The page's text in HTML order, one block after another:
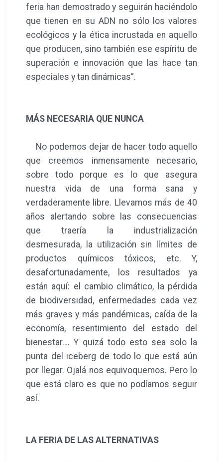
feria han demostrado y seguirán haciéndolo
que tienen en su ADN no sólo los valores
ecológicos y la ética incrustada en aquello
que producen, sino también ese espíritu de
superación e innovación que las hace tan
especiales y tan dinámicas”.
MÁS NECESARIA QUE NUNCA
No podemos dejar de hacer todo aquello
que creemos inmensamente necesario,
sobre todo porque es lo que asegura
nuestra vida de una forma sana y
verdaderamente libre. Llevamos más de 40
años alertando sobre las consecuencias
que traería la industrialización
desmesurada, la utilización sin límites de
productos químicos tóxicos, etc. Y,
desafortunadamente, los resultados ya
están aquí: el cambio climático, la pérdida
de biodiversidad, enfermedades cada vez
más graves y más pandémicas, caída de la
economía, resentimiento del estado del
bienestar…. Y quizá todo esto sea solo la
punta del iceberg de todo lo que está aún
por llegar. Ojalá nos equivoquemos. Pero lo
que está claro es que no podíamos seguir
así.
LA FERIA DE LAS ALTERNATIVAS